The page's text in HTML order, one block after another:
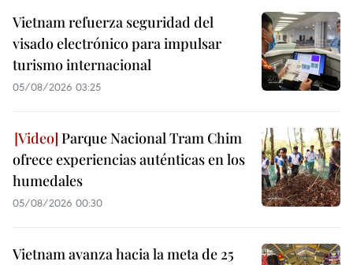
Vietnam refuerza seguridad del
visado electrónico para impulsar
turismo internacional
05/08/2026 03:25
Parque Nacional Tram Chim
ofrece experiencias auténticas en los
humedales
05/08/2026 00:30
Vietnam avanza hacia la meta de 25